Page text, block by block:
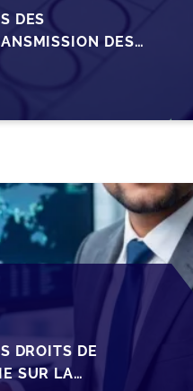
DES
DES
DROITS DE
SUR LA